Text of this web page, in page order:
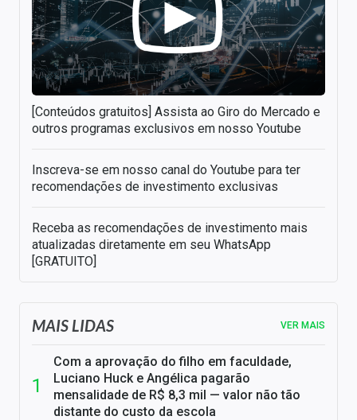
[Conteúdos gratuitos] Assista ao Giro do Mercado e
outros programas exclusivos em nosso Youtube
Inscreva-se em nosso canal do Youtube para ter
recomendações de investimento exclusivas
Receba as recomendações de investimento mais
atualizadas diretamente em seu WhatsApp
[GRATUITO]
MAIS LIDAS VER MAIS
Com a aprovação do filho em faculdade,
Luciano Huck e Angélica pagarão
mensalidade de R$ 8,3 mil — valor não tão
distante do custo da escola